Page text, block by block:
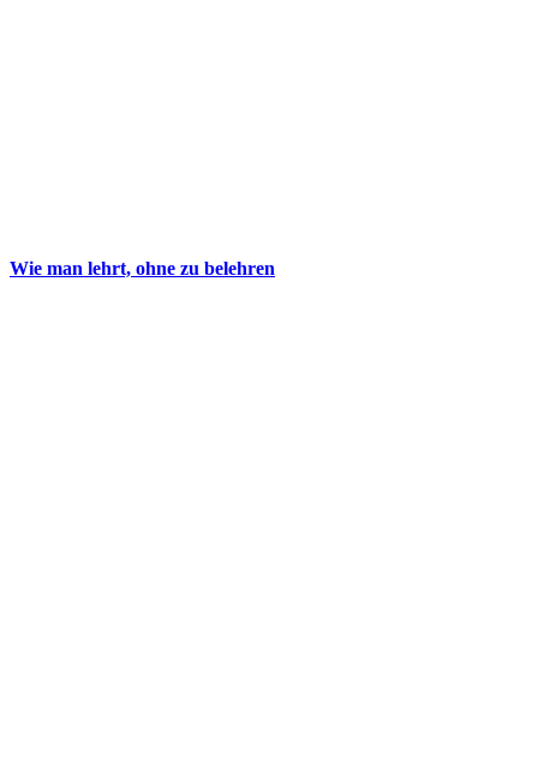
Wie man lehrt, ohne zu belehren